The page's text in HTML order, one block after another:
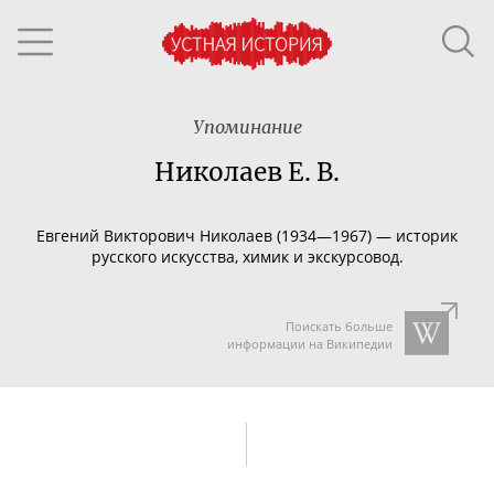
Упоминание
Николаев Е. В.
Евгений Викторович Николаев (1934—1967) — историк
русского искусства, химик и экскурсовод.
Поискать больше
информации на Википедии